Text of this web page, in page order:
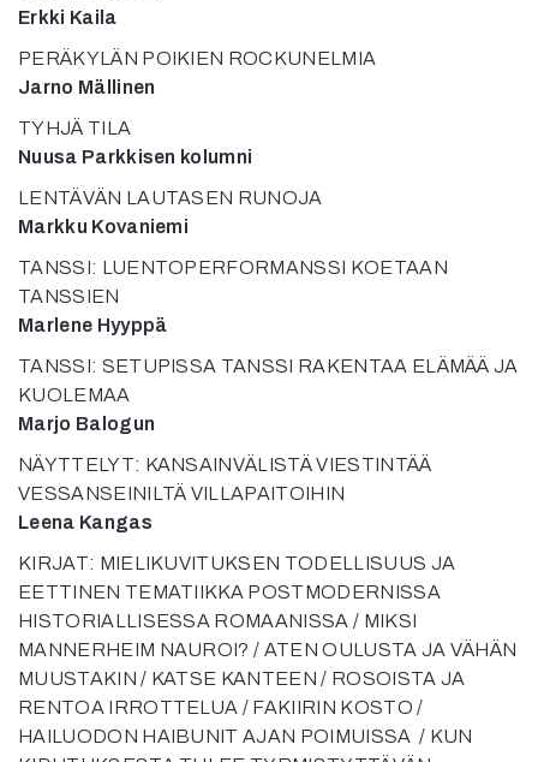
Erkki Kaila
PERÄKYLÄN POIKIEN ROCKUNELMIA
Jarno Mällinen
TYHJÄ TILA
Nuusa Parkkisen kolumni
LENTÄVÄN LAUTASEN RUNOJA
Markku Kovaniemi
TANSSI: LUENTOPERFORMANSSI KOETAAN
TANSSIEN
Marlene Hyyppä
TANSSI: SETUPISSA TANSSI RAKENTAA ELÄMÄÄ JA
KUOLEMAA
Marjo Balogun
NÄYTTELYT: KANSAINVÄLISTÄ VIESTINTÄÄ
VESSANSEINILTÄ VILLAPAITOIHIN
Leena Kangas
KIRJAT: MIELIKUVITUKSEN TODELLISUUS JA
EETTINEN TEMATIIKKA POSTMODERNISSA
HISTORIALLISESSA ROMAANISSA / MIKSI
MANNERHEIM NAUROI? / ATEN OULUSTA JA VÄHÄN
MUUSTAKIN / KATSE KANTEEN / ROSOISTA JA
RENTOA IRROTTELUA / FAKIIRIN KOSTO /
HAILUODON HAIBUNIT AJAN POIMUISSA / KUN